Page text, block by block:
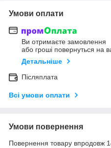
Умови оплати
Ви отримаєте замовлення
або гроші повернуться на
Детальніше
Післяплата
Всі умови оплати
Умови повернення
Повернення товару впродовж